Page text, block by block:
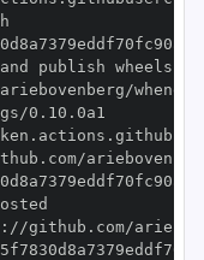
: